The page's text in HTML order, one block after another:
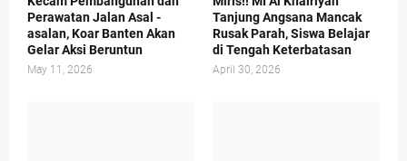
Perawatan Jalan Asal -
asalan, Koar Banten Akan
Gelar Aksi Beruntun
May 11, 2026
Tanjung Angsana Mancak
Rusak Parah, Siswa Belajar
di Tengah Keterbatasan
April 30, 2026